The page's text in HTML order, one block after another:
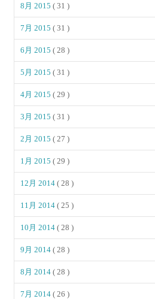
8月 2015( 31 )
7月 2015( 31 )
6月 2015( 28 )
5月 2015( 31 )
4月 2015( 29 )
3月 2015( 31 )
2月 2015( 27 )
1月 2015( 29 )
12月 2014( 28 )
11月 2014( 25 )
10月 2014( 28 )
9月 2014( 28 )
8月 2014( 28 )
7月 2014( 26 )